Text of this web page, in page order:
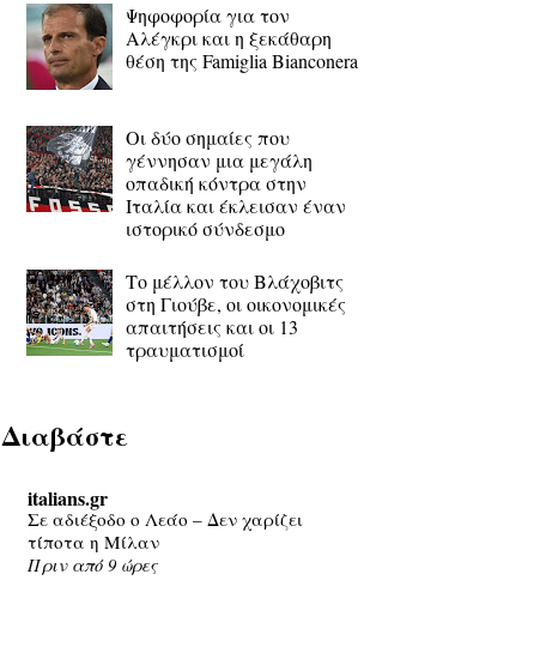
Ψηφοφορία για τον
Αλέγκρι και η ξεκάθαρη
θέση της Famiglia Bianconera
Οι δύο σημαίες που
γέννησαν μια μεγάλη
οπαδική κόντρα στην
Ιταλία και έκλεισαν έναν
ιστορικό σύνδεσμο
Το μέλλον του Βλάχοβιτς
στη Γιούβε, οι οικονομικές
απαιτήσεις και οι 13
τραυματισμοί
Διαβάστε
italians.gr
Σε αδιέξοδο ο Λεάο – Δεν χαρίζει
τίποτα η Μίλαν
Πριν από 9 ώρες